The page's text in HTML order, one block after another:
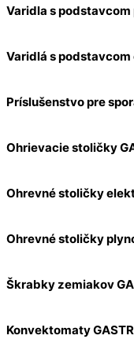
Varidla s podstavcom
Varidlá s podstavcom
Príslušenstvo pre
Ohrievacie stoličky
Ohrevné stoličky
Ohrevné stoličky
Škrabky zemiakov
Konvektomaty